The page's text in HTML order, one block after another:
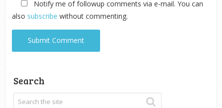
Notify me of followup comments via e-mail. You can
also subscribe without commenting.
Search